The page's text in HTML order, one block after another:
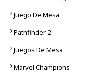
Juego De Mesa
Pathfinder 2
Juegos De Mesa
Marvel Champions